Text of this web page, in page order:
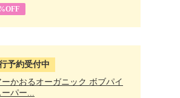
予約受付中
ーかおるオーガニック ボブパイ
ーパー...